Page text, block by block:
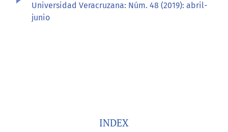
Universidad Veracruzana: Núm. 48 (2019): abril-
junio
INDEX